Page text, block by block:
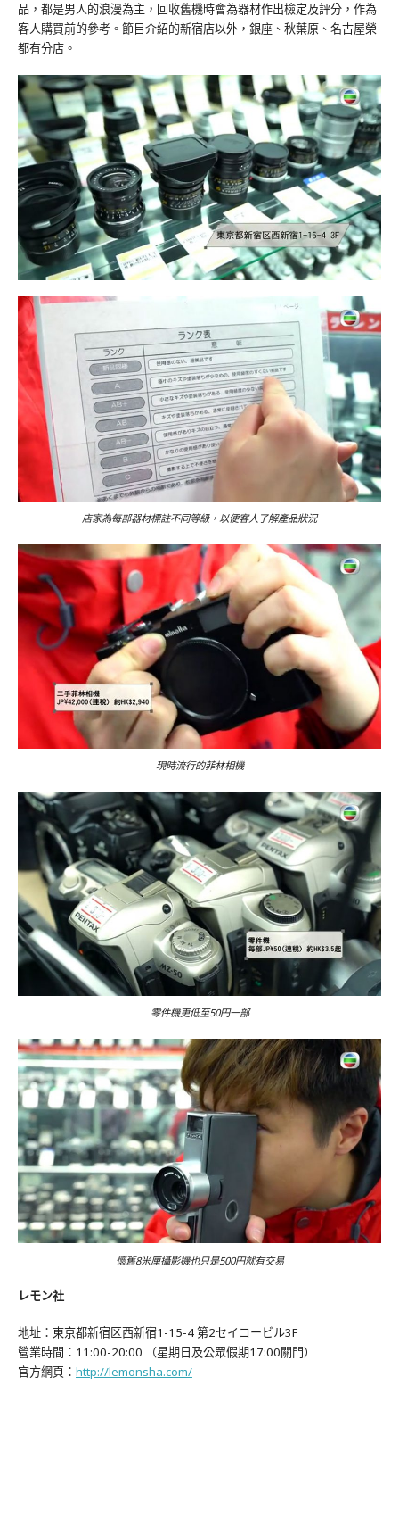
品，都是男人的浪漫為主，回收舊機時會為器材作出檢定及評分，作為
客人購買前的參考。節目介紹的新宿店以外，銀座、秋葉原、名古屋榮
都有分店。
店家為每部器材標註不同等級，以便客人了解產品狀況
現時流行的菲林相機
零件機更低至50円一部
懷舊8米厘攝影機也只是500円就有交易
レモン社
地址：東京都新宿区西新宿1-15-4 第2セイコービル3F
營業時間：11:00-20:00 （星期日及公眾假期17:00關門）
官方網頁： http://lemonsha.com/